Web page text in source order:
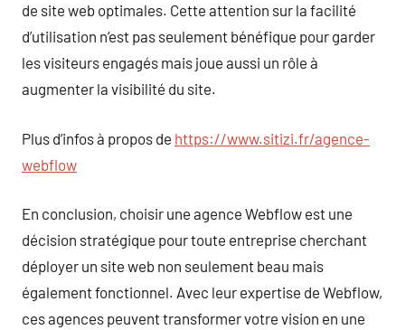
de site web optimales. Cette attention sur la facilité
d’utilisation n’est pas seulement bénéfique pour garder
les visiteurs engagés mais joue aussi un rôle à
augmenter la visibilité du site.
Plus d’infos à propos de https://www.sitizi.fr/agence-
webflow
En conclusion, choisir une agence Webflow est une
décision stratégique pour toute entreprise cherchant
déployer un site web non seulement beau mais
également fonctionnel. Avec leur expertise de Webflow,
ces agences peuvent transformer votre vision en une